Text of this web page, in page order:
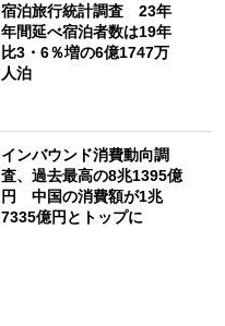
宿泊旅行統計調査 23年
年間延べ宿泊者数は19年
比3・6％増の6億1747万
人泊
インバウンド消費動向調
査、過去最高の8兆1395億
円 中国の消費額が1兆
7335億円とトップに